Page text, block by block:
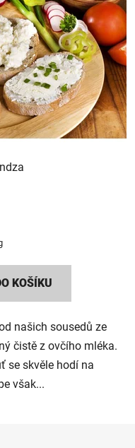
KOŠÍKU
našich sousedů ze
čistě z ovčího mléka.
se skvěle hodí na
však...